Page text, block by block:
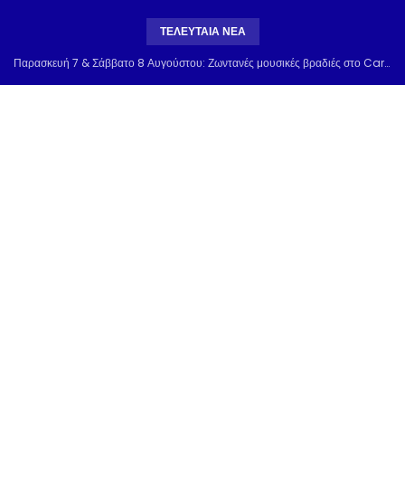
ΤΕΛΕΥΤΑΊΑ ΝΈΑ
Παρασκευή 7 & Σάββατο 8 Αυγούστου: Ζωντανές μουσικές βραδιές στο Carnayo Restaurant! Δύο μοναδικά live στο Alkyon Hotel στη Σκιάθο